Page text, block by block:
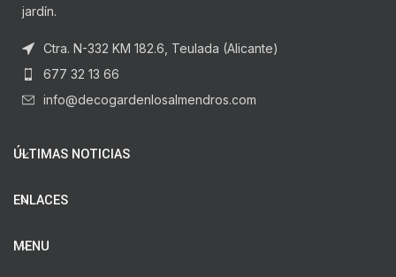
jardín.
Ctra. N-332 KM 182.6, Teulada (Alicante)
677 32 13 66
info@decogardenlosalmendros.com
ÚLTIMAS NOTICIAS
ENLACES
MENU